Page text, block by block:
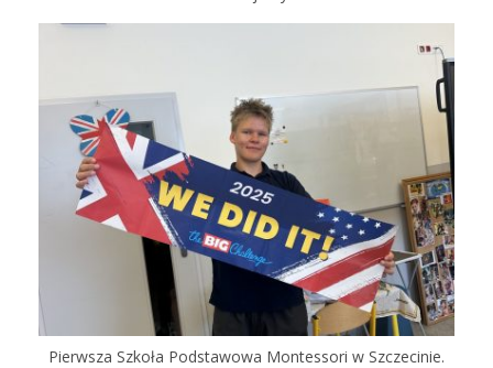
Pierwsza Szkoła Podstawowa Montessori w Szczecinie.